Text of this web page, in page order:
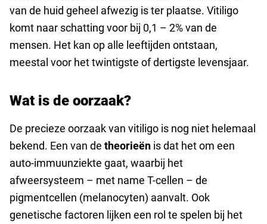
van de huid geheel afwezig is ter plaatse. Vitiligo
komt naar schatting voor bij 0,1 – 2% van de
mensen. Het kan op alle leeftijden ontstaan,
meestal voor het twintigste of dertigste levensjaar.
Wat is de oorzaak?
De precieze oorzaak van vitiligo is nog niet helemaal
bekend. Een van de theorieën is dat het om een
auto-immuunziekte gaat, waarbij het
afweersysteem – met name T-cellen – de
pigmentcellen (melanocyten) aanvalt. Ook
genetische factoren lijken een rol te spelen bij het